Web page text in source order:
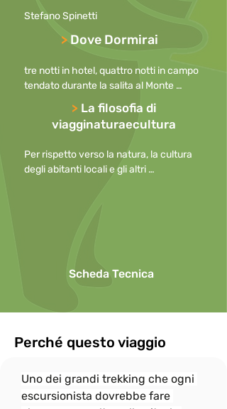
Stefano Spinetti
> Dove Dormirai
tre notti in hotel, quattro notti in campo
tendato durante la salita al Monte
> La filosofia di
viagginaturaecultura
Per rispetto verso la natura, la cultura
degli abitanti locali e gli altri
Per questioni di sicurezza l’uso di
"lente" e per questo
necessario, per attendere eventuali
"ritardatari"; ciò non
Scheda Tecnica
Perché questo viaggio
Uno dei grandi trekking che ogni
escursionista dovrebbe fare